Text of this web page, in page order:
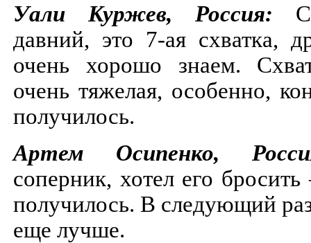
Уали Куржев, Россия:
давний, это 7-ая схватка,
очень хорошо знаем.
очень тяжелая, особенно,
получилось.
Артем Осипенко,
соперник, хотел его
получилось. В следующий
еще лучше.